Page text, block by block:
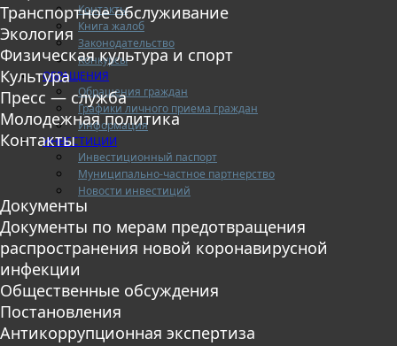
Контакты
Книга жалоб
Законодательство
Конкурсы
ОБРАЩЕНИЯ
Обращения граждан
Графики личного приема граждан
Информация
ИНВЕСТИЦИИ
Инвестиционный паспорт
Муниципально-частное партнерство
Новости инвестиций
Транспортное обслуживание
Экология
Физическая культура и спорт
Культура
Пресс — служба
Молодежная политика
Контакты
Документы
Документы по мерам предотвращения
распространения новой коронавирусной
инфекции
Общественные обсуждения
Постановления
Антикоррупционная экспертиза